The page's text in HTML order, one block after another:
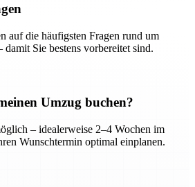
auf die häufigsten Fragen rund um
damit Sie bestens vorbereitet sind.
Umzug buchen?
– idealerweise 2–4 Wochen im
Wunschtermin optimal einplanen.